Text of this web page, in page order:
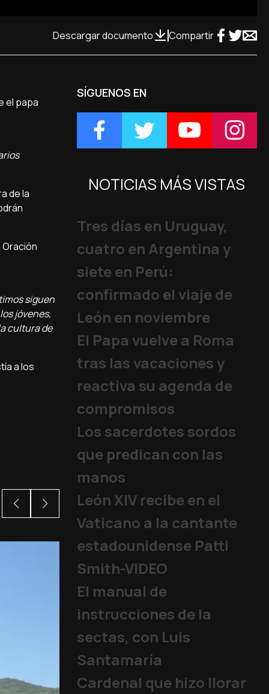
Descargar documento Compartir
el papa
de la
siguen
jóvenes,
cultura de
a los
SÍGUENOS EN
NOTICIAS MÁS VISTAS
Tres días en Uruguay,
cuatro en Argentina y
siete en Perú:
confirmado el viaje de
León en noviembre
El Papa vuelve a Roma
tras las vacaciones y
reactiva su agenda de
compromisos
Los sacerdotes sordos
que predican con las
manos
León XIV recibe en el
Vaticano a la cantante
estadounidense Patti
Smith-VIDEO
El manual de
instrucciones de la
sectas, con Luis
Santamaría
Cardenal que hizo llorar